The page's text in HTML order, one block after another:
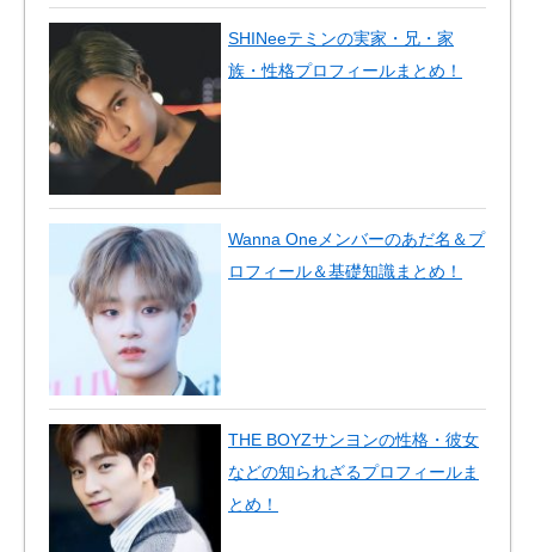
SHINeeテミンの実家・兄・家
族・性格プロフィールまとめ！
Wanna Oneメンバーのあだ名＆プ
ロフィール＆基礎知識まとめ！
THE BOYZサンヨンの性格・彼女
などの知られざるプロフィールま
とめ！